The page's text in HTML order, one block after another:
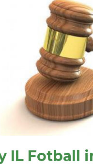
IL Fotball